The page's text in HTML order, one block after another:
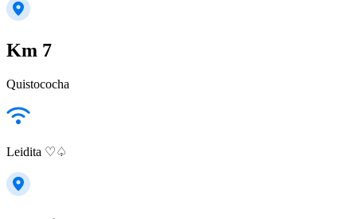
Km 7
Quistococha
Leidita ♡♤